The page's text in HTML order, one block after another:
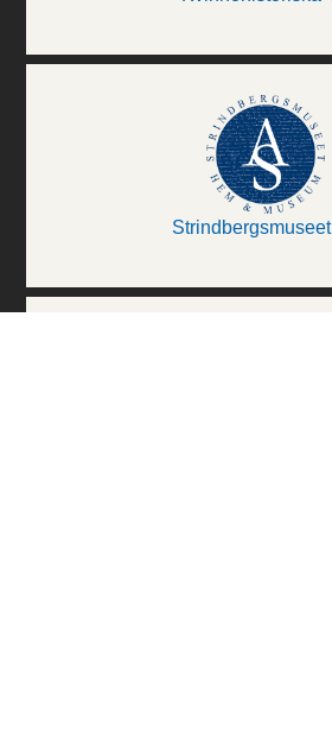
Strindbergsmuseet